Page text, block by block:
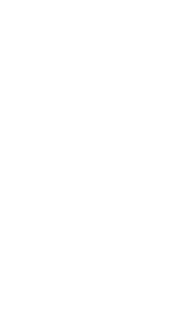
provides high-